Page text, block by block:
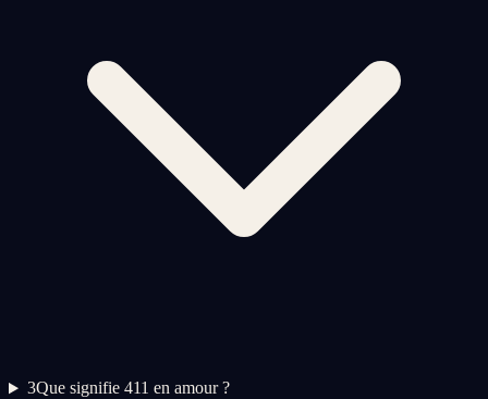
3Que signifie 411 en amour ?